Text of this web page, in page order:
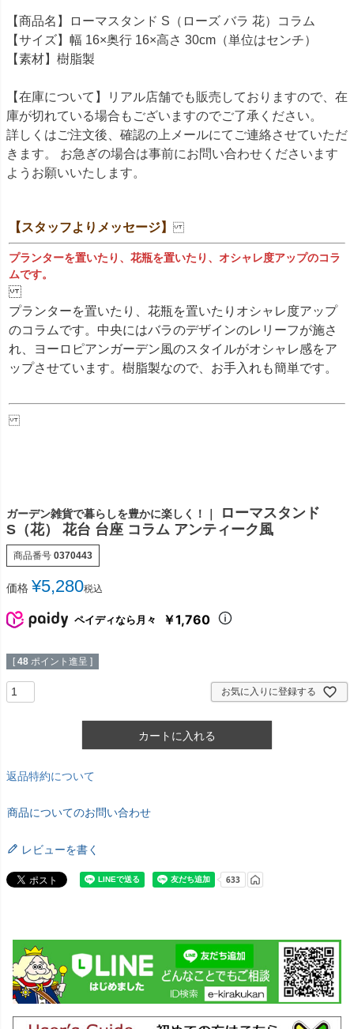
【商品名】ローマスタンド S（ローズ バラ 花）コラム
【サイズ】幅 16×奥行 16×高さ 30cm（単位はセンチ）
【素材】樹脂製
【在庫について】リアル店舗でも販売しておりますので、在
庫が切れている場合もございますのでご了承ください。
詳しくはご注文後、確認の上メールにてご連絡させていただ
きます。 お急ぎの場合は事前にお問い合わせくださいます
ようお願いいたします。
【スタッフよりメッセージ】
プランターを置いたり、花瓶を置いたり、オシャレ度アップのコラ
ムです。
プランターを置いたり、花瓶を置いたりオシャレ度アップ
のコラムです。中央にはバラのデザインのレリーフが施さ
れ、ヨーロピアンガーデン風のスタイルがオシャレ感をア
ップさせています。樹脂製なので、お手入れも簡単です。
ガーデン雑貨で暮らしを豊かに楽しく！｜
ローマスタンド
S（花） 花台 台座 コラム アンティーク風
商品番号 0370443
価格 ¥5,280税込
ペイディなら月々 ￥1,760
[ 48 ポイント進呈 ]
お気に入りに登録する
カートに入れる
返品特約について
商品についてのお問い合わせ
レビューを書く